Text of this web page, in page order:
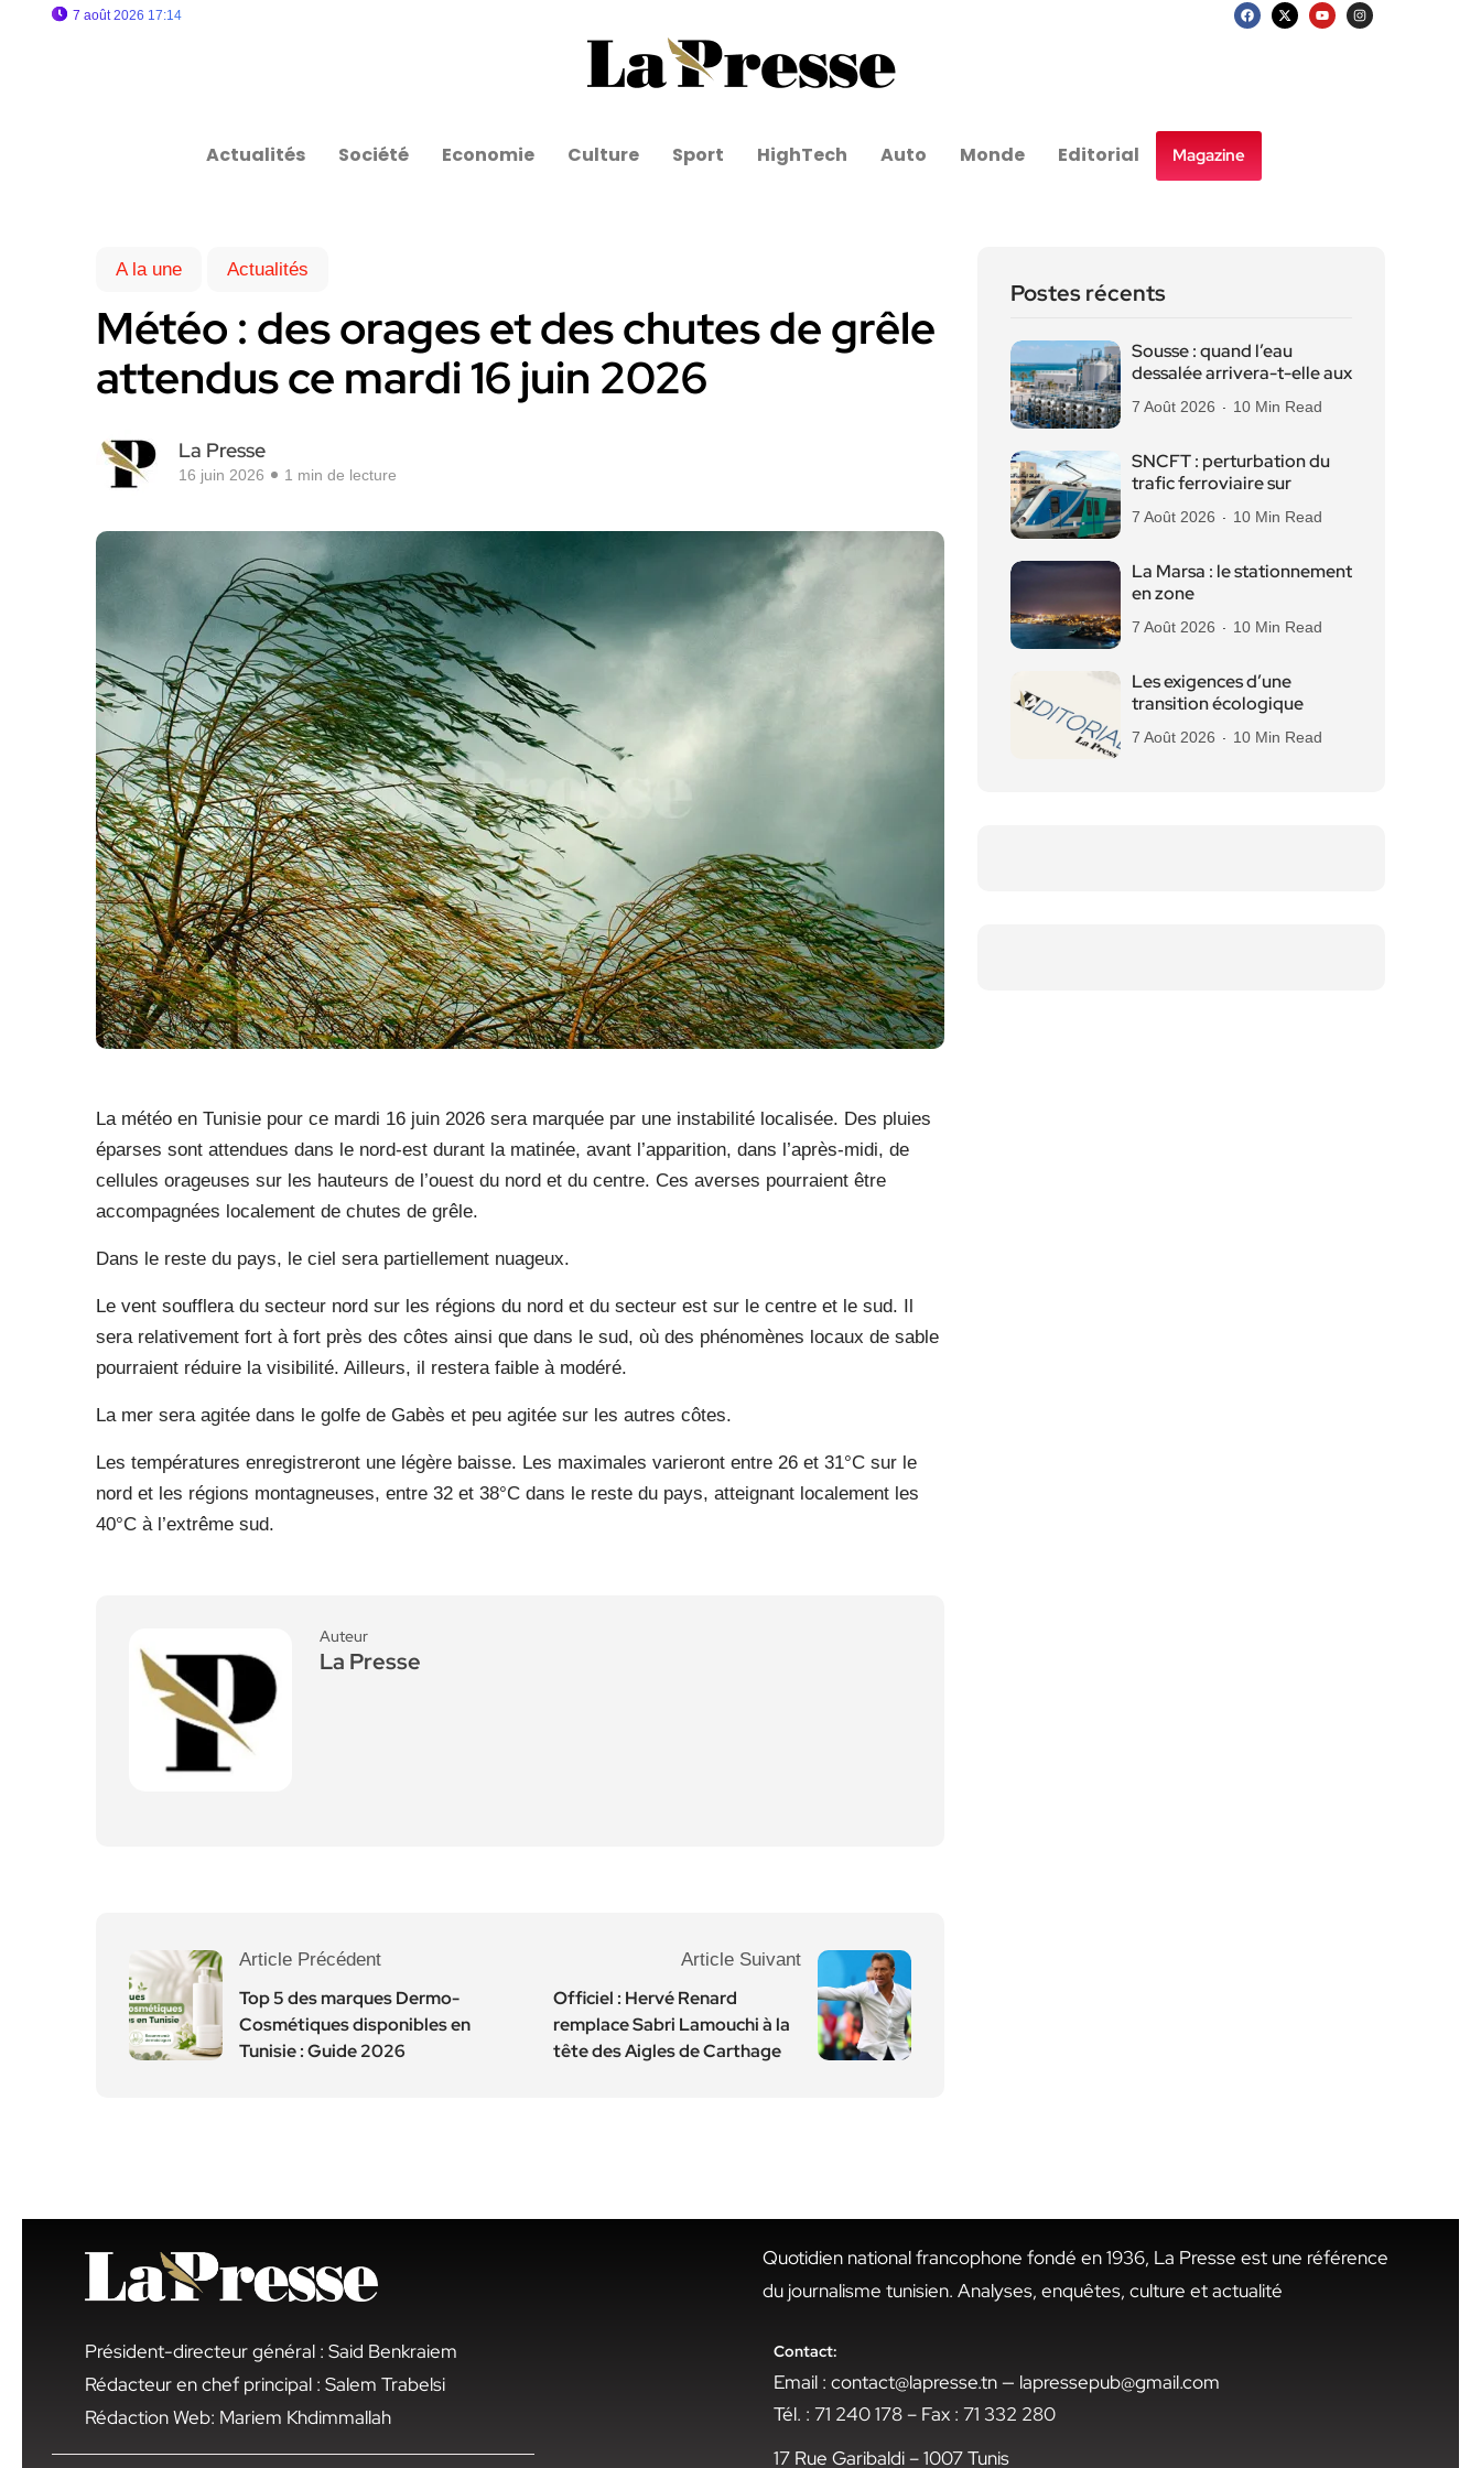
7 août 2026 17:14
Actualités Société Economie Culture Sport HighTech Auto Monde Editorial Magazine
A la une Actualités
Météo : des orages et des chutes de grêle
attendus ce mardi 16 juin 2026
La Presse
16 juin 2026 1 min de lecture
La météo en Tunisie pour ce mardi 16 juin 2026 sera marquée par une instabilité localisée. Des pluies
éparses sont attendues dans le nord-est durant la matinée, avant l’apparition, dans l’après-midi, de
cellules orageuses sur les hauteurs de l’ouest du nord et du centre. Ces averses pourraient être
accompagnées localement de chutes de grêle.
Dans le reste du pays, le ciel sera partiellement nuageux.
Le vent soufflera du secteur nord sur les régions du nord et du secteur est sur le centre et le sud. Il
sera relativement fort à fort près des côtes ainsi que dans le sud, où des phénomènes locaux de sable
pourraient réduire la visibilité. Ailleurs, il restera faible à modéré.
La mer sera agitée dans le golfe de Gabès et peu agitée sur les autres côtes.
Les températures enregistreront une légère baisse. Les maximales varieront entre 26 et 31°C sur le
nord et les régions montagneuses, entre 32 et 38°C dans le reste du pays, atteignant localement les
40°C à l’extrême sud.
Auteur
La Presse
Article Précédent
Top 5 des marques Dermo-
Cosmétiques disponibles en
Tunisie : Guide 2026
Article Suivant
Officiel : Hervé Renard
remplace Sabri Lamouchi à la
tête des Aigles de Carthage
Postes récents
Sousse : quand l’eau
dessalée arrivera-t-elle aux
7 Août 2026 10 Min Read
SNCFT : perturbation du
trafic ferroviaire sur
7 Août 2026 10 Min Read
La Marsa : le stationnement
en zone
7 Août 2026 10 Min Read
Les exigences d’une
transition écologique
7 Août 2026 10 Min Read
Président-directeur général : Said Benkraiem
Rédacteur en chef principal : Salem Trabelsi
Rédaction Web: Mariem Khdimmallah
Quotidien national francophone fondé en 1936, La Presse est une référence
du journalisme tunisien. Analyses, enquêtes, culture et actualité
Contact:
Email : contact@lapresse.tn — lapressepub@gmail.com
Tél. : 71 240 178 – Fax : 71 332 280
17 Rue Garibaldi – 1007 Tunis